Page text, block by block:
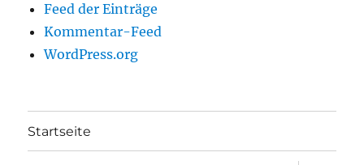
Feed der Einträge
Kommentar-Feed
WordPress.org
Startseite